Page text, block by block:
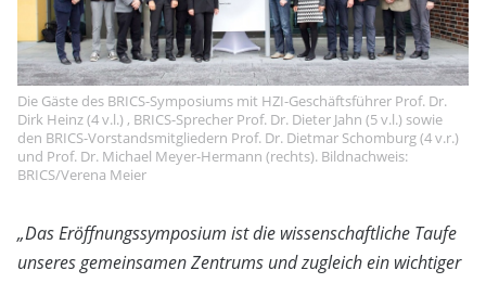
Die Gäste des BRICS-Symposiums mit HZI-Geschäftsführer Prof. Dr.
Dirk Heinz (4 v.l.) , BRICS-Sprecher Prof. Dr. Dieter Jahn (5 v.l.) sowie
den BRICS-Vorstandsmitgliedern Prof. Dr. Dietmar Schomburg (4 v.r.)
und Prof. Dr. Michael Meyer-Hermann (rechts). Bildnachweis:
BRICS/Verena Meier
„Das Eröffnungssymposium ist die wissenschaftliche Taufe
unseres gemeinsamen Zentrums und zugleich ein wichtiger